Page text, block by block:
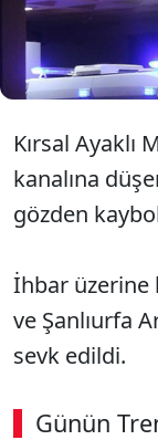
Kırsal Ayaklı
kanalına
gözden
İhbar üzerine
ve Şanlıurfa
sevk edildi.
Günün